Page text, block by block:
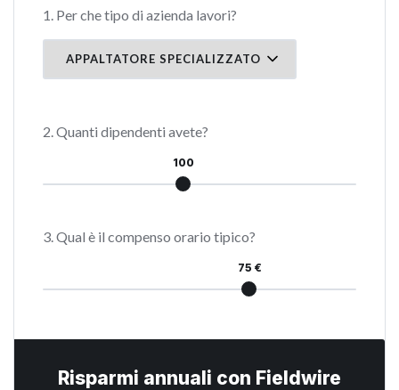
1. Per che tipo di azienda lavori?
2. Quanti dipendenti avete?
100
3. Qual è il compenso orario tipico?
75 €
Risparmi annuali con Fieldwire